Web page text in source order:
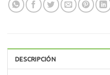
DESCRIPCIÓN